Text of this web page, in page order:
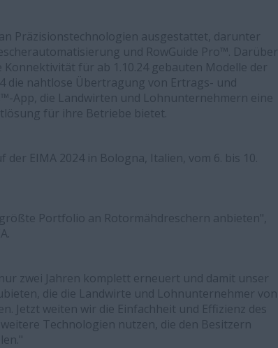
Präzisionstechnologien ausgestattet, darunter
und RowGuide Pro™. Darüber
Konnektivität für ab 1.10.24 gebauten Modelle der
die nahtlose Übertragung von Ertrags- und
App, die Landwirten und Lohnunternehmern eine
für ihre Betriebe bietet.
EIMA 2024 in Bologna, Italien, vom 6. bis 10.
Portfolio an Rotormähdreschern anbieten",
zwei Jahren komplett erneuert und damit unser
die die Landwirte und Lohnunternehmer von
Jetzt weiten wir die Einfachheit und Effizienz des
Technologien nutzen, die den Besitzern